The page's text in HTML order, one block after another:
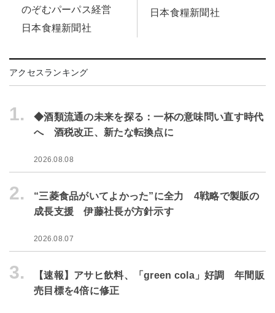
のぞむパーパス経営
日本食糧新聞社
日本食糧新聞社
アクセスランキング
1.
◆酒類流通の未来を探る：一杯の意味問い直す時代
へ 酒税改正、新たな転換点に
2026.08.08
2.
“三菱食品がいてよかった”に全力 4戦略で製販の
成長支援 伊藤社長が方針示す
2026.08.07
3.
【速報】アサヒ飲料、「green cola」好調 年間販
売目標を4倍に修正